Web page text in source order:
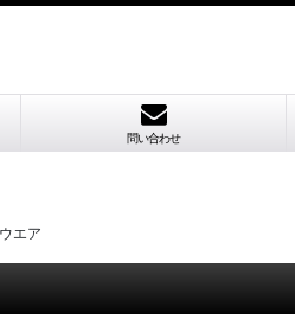
問い合わせ
エア